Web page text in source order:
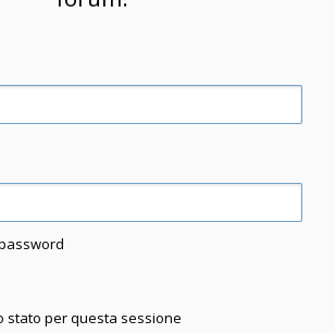
stato per questa sessione